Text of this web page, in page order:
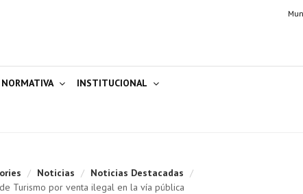
NORMATIVA INSTITUCIONAL
/ Noticias / Noticias Destacadas /
Turismo por venta ilegal en la vía pública